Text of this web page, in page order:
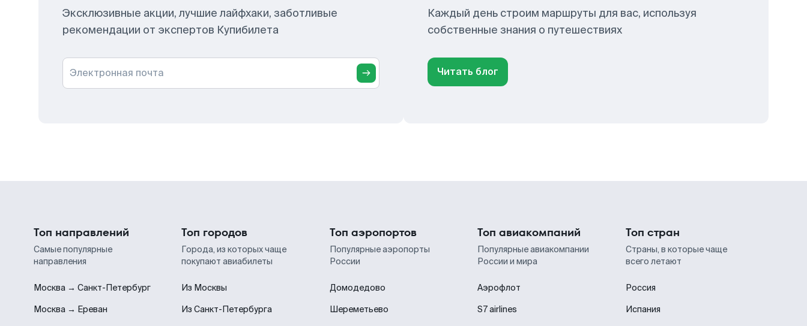
Эксклюзивные акции, лучшие лайфхаки, заботливые
рекомендации от экспертов Купибилета
Электронная почта
Каждый день строим маршруты для вас, используя
собственные знания о путешествиях
Читать блог
Топ направлений
Самые популярные
направления
Москва → Санкт-Петербург
Москва → Ереван
Топ городов
Города, из которых чаще
покупают авиабилеты
Из Москвы
Из Санкт-Петербурга
Топ аэропортов
Популярные аэропорты
России
Домодедово
Шереметьево
Топ авиакомпаний
Популярные авиакомпании
России и мира
Аэрофлот
S7 airlines
Топ стран
Страны, в которые чаще
всего летают
Россия
Испания